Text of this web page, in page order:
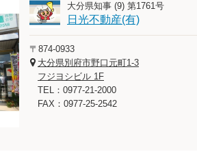
大分県知事 (9) 第1761号
日光不動産(有)
〒874-0933
大分県別府市野口元町1-3
フジヨシビル 1F
TEL：0977-21-2000
FAX：0977-25-2542